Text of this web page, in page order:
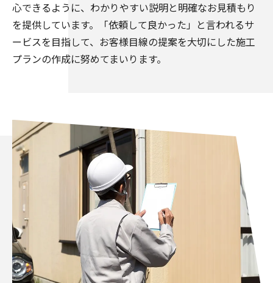
心できるように、わかりやすい説明と明確なお見積もり
を提供しています。「依頼して良かった」と言われるサ
ービスを目指して、お客様目線の提案を大切にした施工
プランの作成に努めてまいります。